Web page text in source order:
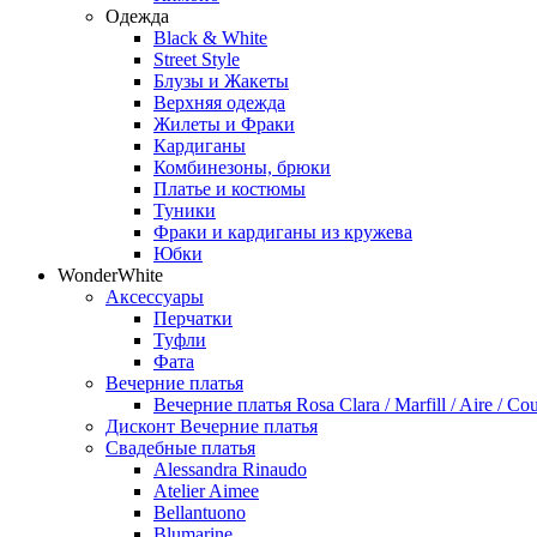
Одежда
Black & White
Street Style
Блузы и Жакеты
Верхняя одежда
Жилеты и Фраки
Кардиганы
Комбинезоны, брюки
Платье и костюмы
Туники
Фраки и кардиганы из кружева
Юбки
WonderWhite
Аксессуары
Перчатки
Туфли
Фата
Вечерние платья
Вечерние платья Rosa Clara / Marfill / Aire /
Дисконт Вечерние платья
Свадебные платья
Alessandra Rinaudo
Atelier Aimee
Bellantuono